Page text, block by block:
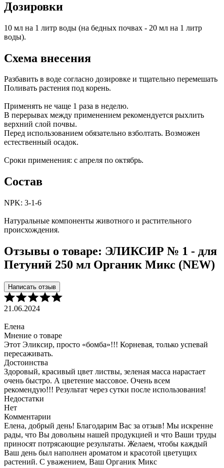
Дозировки
10 мл на 1 литр воды (на бедных почвах - 20 мл на 1 литр
воды).
Схема внесения
Разбавить в воде согласно дозировке и тщательно перемешать
Поливать растения под корень.
Применять не чаще 1 раза в неделю.
В перерывах между применением рекомендуется рыхлить
верхний слой почвы.
Перед использованием обязательно взболтать. Возможен
естественный осадок.
Сроки применения: с апреля по октябрь.
Состав
NPK: 3-1-6
Натуральные компоненты животного и растительного
происхождения.
Отзывы о товаре: ЭЛИКСИР № 1 - для
Петуний 250 мл Органик Микс (NEW)
Написать отзыв
21.06.2024
Елена
Мнение о товаре
Этот Эликсир, просто «бомба»!!! Корневая, только успевай
пересаживать.
Достоинства
Здоровый, красивый цвет листвы, зеленая масса нарастает
очень быстро. А цветение массовое. Очень всем
рекомендую!!! Результат через сутки после использования!
Недостатки
Нет
Комментарии
Елена, добрый день! Благодарим Вас за отзыв! Мы искренне
рады, что Вы довольны нашей продукцией и что Ваши труды
приносят потрясающие результаты. Желаем, чтобы каждый
Ваш день был наполнен ароматом и красотой цветущих
растений. С уважением, Ваш Органик Микс